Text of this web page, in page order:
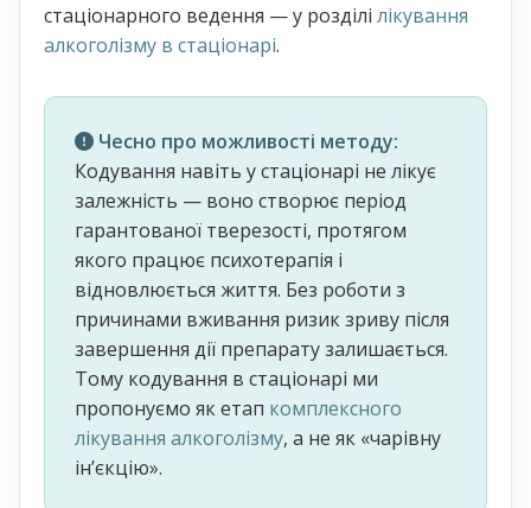
стаціонарного ведення — у розділі лікування
алкоголізму в стаціонарі.
Чесно про можливості методу:
Кодування навіть у стаціонарі не лікує
залежність — воно створює період
гарантованої тверезості, протягом
якого працює психотерапія і
відновлюється життя. Без роботи з
причинами вживання ризик зриву після
завершення дії препарату залишається.
Тому кодування в стаціонарі ми
пропонуємо як етап комплексного
лікування алкоголізму, а не як «чарівну
ін’єкцію».